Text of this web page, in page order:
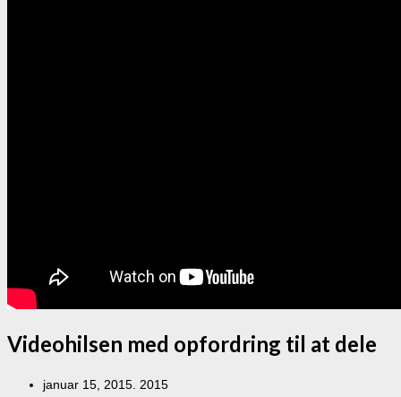
Videohilsen med opfordring til at dele
januar 15, 2015. 2015